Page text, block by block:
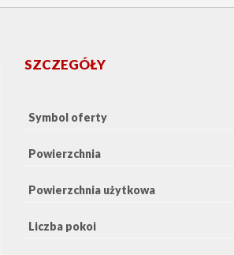
SZCZEGÓŁY
Symbol oferty
Powierzchnia
Powierzchnia użytkowa
Liczba pokoi